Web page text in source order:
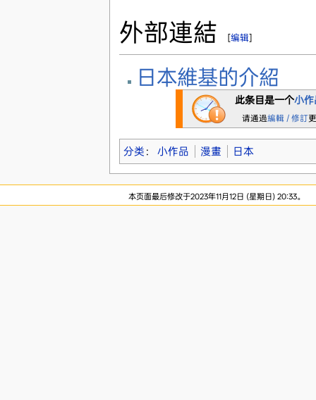
外部連結 [编辑]
日本維基的介紹
此条目是一个小作
请通過編輯 / 修訂
分类 ： 小作品 漫畫 日本
本页面最后修改于2023年11月12日 (星期日) 20:33。